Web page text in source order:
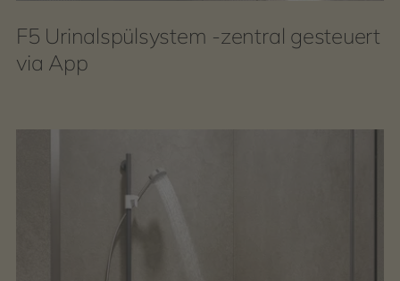
F5 Urinalspülsystem -zentral gesteuert
via App